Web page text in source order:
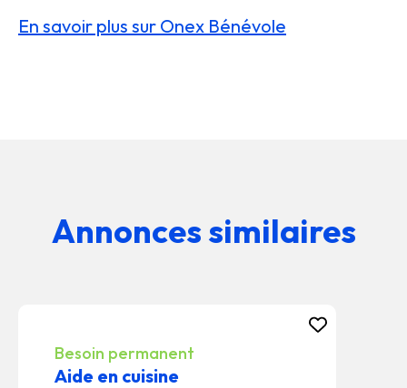
En savoir plus sur Onex Bénévole
Annonces similaires
Besoin permanent
Aide en cuisine